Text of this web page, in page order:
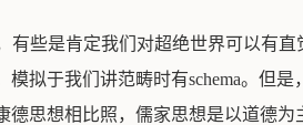
些是肯定我们对超绝世界可以有
拟于我们讲范畴时有schema。但
思想相比照，儒家思想是以道德